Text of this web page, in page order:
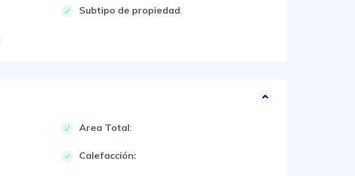
Subtipo de propiedad:
Area Total:
Calefacción: